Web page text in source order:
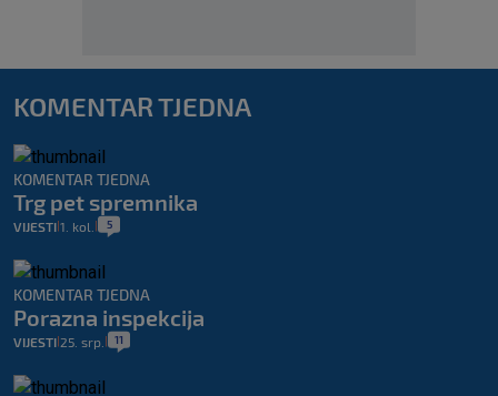
KOMENTAR TJEDNA
KOMENTAR TJEDNA
Trg pet spremnika
VIJESTI 1. kol. 5
KOMENTAR TJEDNA
Porazna inspekcija
VIJESTI 25. srp. 11